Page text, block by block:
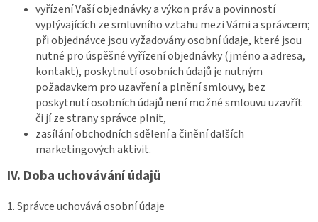
vyřízení Vaší objednávky a výkon práv a povinností
vyplývajících ze smluvního vztahu mezi Vámi a správcem;
při objednávce jsou vyžadovány osobní údaje, které jsou
nutné pro úspěšné vyřízení objednávky (jméno a adresa,
kontakt), poskytnutí osobních údajů je nutným
požadavkem pro uzavření a plnění smlouvy, bez
poskytnutí osobních údajů není možné smlouvu uzavřít
či jí ze strany správce plnit,
zasílání obchodních sdělení a činění dalších
marketingových aktivit.
IV. Doba uchovávání údajů
1. Správce uchovává osobní údaje